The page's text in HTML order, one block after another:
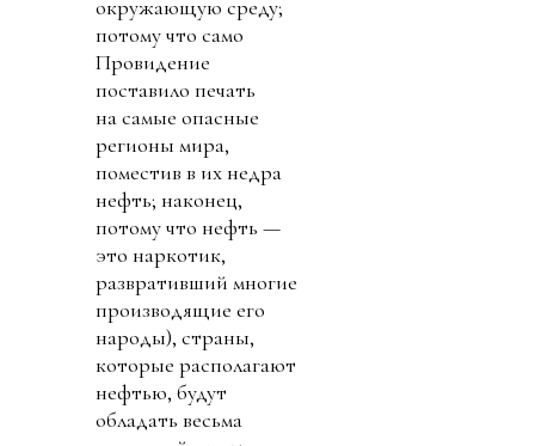
окружающую среду;
потому что само
Провидение
поставило печать
на самые опасные
регионы мира,
поместив в их недра
нефть; наконец,
потому что нефть —
это наркотик,
развративший многие
производящие его
народы), страны,
которые располагают
нефтью, будут
обладать весьма